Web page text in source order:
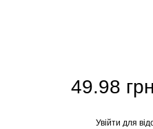
49.98 грн
Увійти для